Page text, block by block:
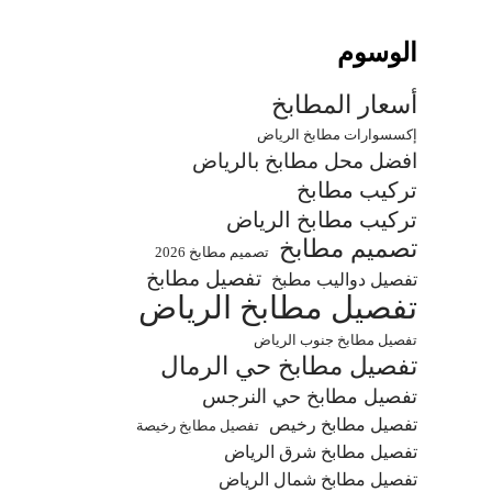
الوسوم
أسعار المطابخ
إكسسوارات مطابخ الرياض
افضل محل مطابخ بالرياض
تركيب مطابخ
تركيب مطابخ الرياض
تصميم مطابخ تصميم مطابخ 2026
تفصيل دواليب مطبخ تفصيل مطابخ
تفصيل مطابخ الرياض
تفصيل مطابخ جنوب الرياض
تفصيل مطابخ حي الرمال
تفصيل مطابخ حي النرجس
تفصيل مطابخ رخيص تفصيل مطابخ رخيصة
تفصيل مطابخ شرق الرياض
تفصيل مطابخ شمال الرياض